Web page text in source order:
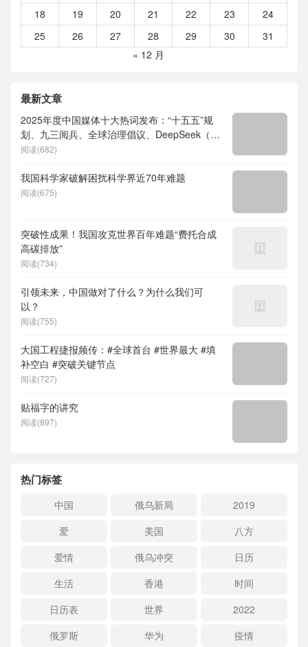
18
19 20 21 22 23
24
25
26 27 28 29 30
31
« 12 月
最新文章
2025年度中国媒体十大热词发布：“十五五”规
划、九三阅兵、全球治理倡议、DeepSeek（深
度求索）、人形机器人、苏超、票根经济、育
阅读(682)
我国科学家破解困扰科学界近70年难题
阅读(675)
突破性成果！我国攻克世界百年难题“费托合成
高碳排放”
阅读(734)
引领未来，中国做对了什么？为什么我们可
以？
阅读(755)
大国工程捷报频传：#全球首台 #世界最大 #填
补空白 #突破关键节点
阅读(727)
贴福字的讲究
阅读(897)
热门标签
中国 俄乌新局
2019
爱
美国
八方
爱情
俄乌冲突
日历
生活
香港
时间
日历表
世界
2022
俄罗斯
华为 疫情